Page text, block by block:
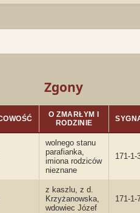
Zgony
O ZMARŁYM I
RODZINIE
wolnego stanu
parafianka,
imiona rodziców
nieznane
171-1-
z kaszlu, z d.
Krzyżanowska,
wdowiec Józef
171-1-